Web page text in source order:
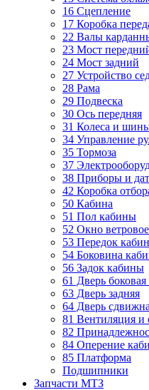
16 Сцепление
17 Коробка
22 Валы
23 Мост
24 Мост задний
27 Устройство
28 Рама
29 Подвеска
30 Ось передняя
31 Колеса и
34 Управление
35 Тормоза
37
38 Приборы и
42 Коробка
50 Кабина
51 Пол кабины
52 Окно
53 Передок
54 Боковина
56 Задок кабины
61 Дверь
63 Дверь задняя
64 Дверь
81 Вентиляция и
82
84 Оперение
85 Платформа
Подшипники
Запчасти МТЗ